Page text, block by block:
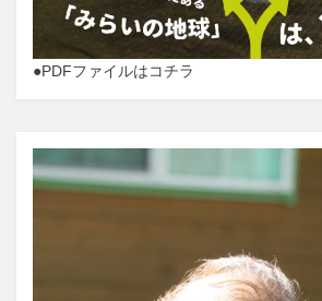
●PDFファイルはコチラ